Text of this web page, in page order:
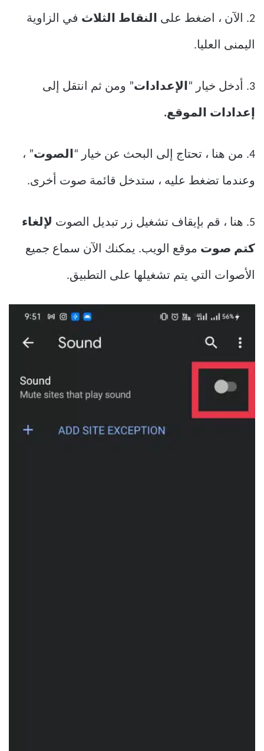
2. الآن ، اضغط على النقاط الثلاث في الزاوية
اليمنى العليا.
3. أدخل خيار “ الإعدادات” ومن ثم انتقل إلى
إعدادات الموقع.
4. من هنا ، تحتاج إلى البحث عن خيار “ الصوت” ،
وعندما تضغط عليه ، ستدخل قائمة صوت أخرى.
5. هنا ، قم بإيقاف تشغيل زر تبديل الصوت لإلغاء
كتم صوت موقع الويب. يمكنك الآن سماع جميع
الأصوات التي يتم تشغيلها على التطبيق.